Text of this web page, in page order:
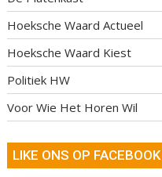
Hoeksche Waard Actueel
Hoeksche Waard Kiest
Politiek HW
Voor Wie Het Horen Wil
LIKE ONS OP FACEBOOK